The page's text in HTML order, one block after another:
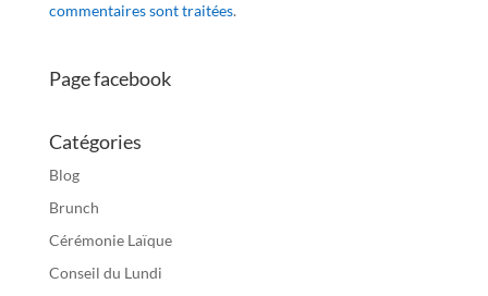
commentaires sont traitées.
Page facebook
Catégories
Blog
Brunch
Cérémonie Laïque
Conseil du Lundi